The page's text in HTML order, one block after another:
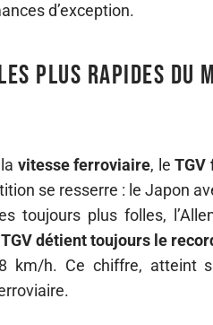
d’exception.
plus rapides du
vitesse ferroviaire, leTGV
se resserre : le Japon
toujours plus folles,
TGV détient toujours le
km/h. Ce chiffre, atteint